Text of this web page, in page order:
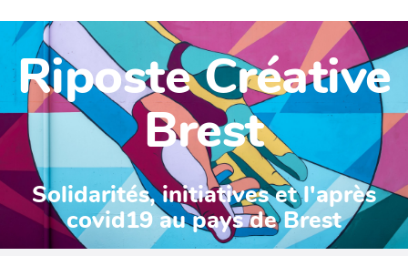
Riposte Créative
Brest
Solidarités, initiatives et l'après
covid19 au pays de Brest